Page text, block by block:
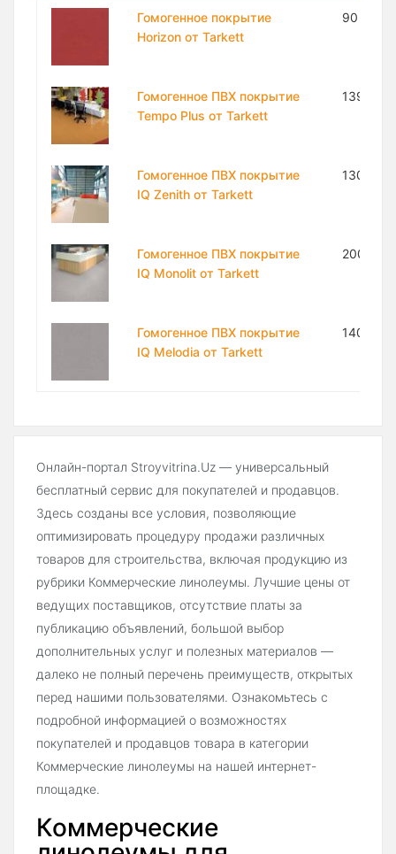
Гомогенное покрытие
Horizon от Tarkett
90 000
Гомогенное ПВХ покрытие
Tempo Plus от Tarkett
139 000
Гомогенное ПВХ покрытие
IQ Zenith от Tarkett
130 000
Гомогенное ПВХ покрытие
IQ Monolit от Tarkett
200 000
Гомогенное ПВХ покрытие
IQ Melodia от Tarkett
140 000
Онлайн-портал Stroyvitrina.Uz — универсальный
бесплатный сервис для покупателей и продавцов.
Здесь созданы все условия, позволяющие
оптимизировать процедуру продажи различных
товаров для строительства, включая продукцию из
рубрики Коммерческие линолеумы. Лучшие цены от
ведущих поставщиков, отсутствие платы за
публикацию объявлений, большой выбор
дополнительных услуг и полезных материалов —
далеко не полный перечень преимуществ, открытых
перед нашими пользователями. Ознакомьтесь с
подробной информацией о возможностях
покупателей и продавцов товара в категории
Коммерческие линолеумы на нашей интернет-
площадке.
Коммерческие